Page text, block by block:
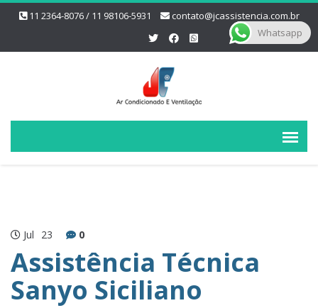
11 2364-8076 / 11 98106-5931 contato@jcassistencia.com.br
Jul 23 0
Assistência Técnica
Sanyo Siciliano
Whatsapp